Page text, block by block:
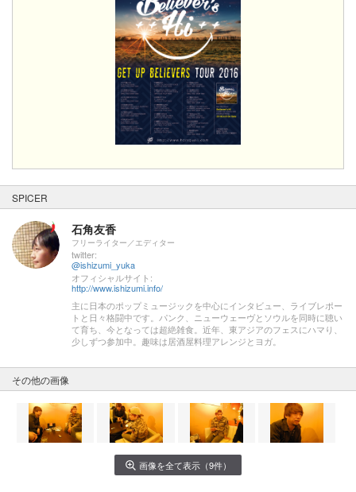
SPICER
石角友香
フリーライター／エディター
twitter:
@ishizumi_yuka
オフィシャルサイト:
http://www.ishizumi.info/
主に日本のポップミュージックを中心にインタビュー、ライブレポー
トと日々格闘中です。パンク、ニューウェーヴとソウルを同時に聴い
て育ち、今となっては超絶雑食。近年、東アジアのフェスにハマり、
少しずつ参加中。趣味は居酒屋料理アレンジとヨガ。
その他の画像
画像を全て表示（9件）